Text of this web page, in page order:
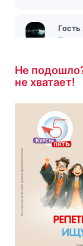
Тест
Не
не хватает!